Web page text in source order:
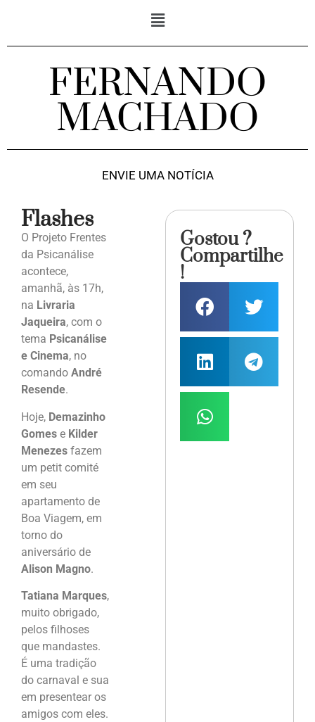
FERNANDO
MACHADO
ENVIE UMA NOTÍCIA
Flashes
O Projeto Frentes
da Psicanálise
acontece,
amanhã, às 17h,
na Livraria
Jaqueira, com o
tema Psicanálise
e Cinema, no
comando André
Resende.
Hoje, Demazinho
Gomes e Kilder
Menezes fazem
um petit comité
em seu
apartamento de
Boa Viagem, em
torno do
aniversário de
Alison Magno.
Tatiana Marques,
muito obrigado,
pelos filhoses
que mandastes.
É uma tradição
do carnaval e sua
em presentear os
amigos com eles.
Gostou ?
Compartilhe
!